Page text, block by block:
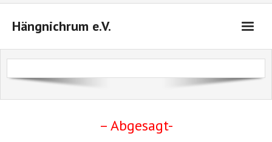
Hängnichrum e.V.
Startseite
Veranstaltungen 2026/2027
– Abgesagt-